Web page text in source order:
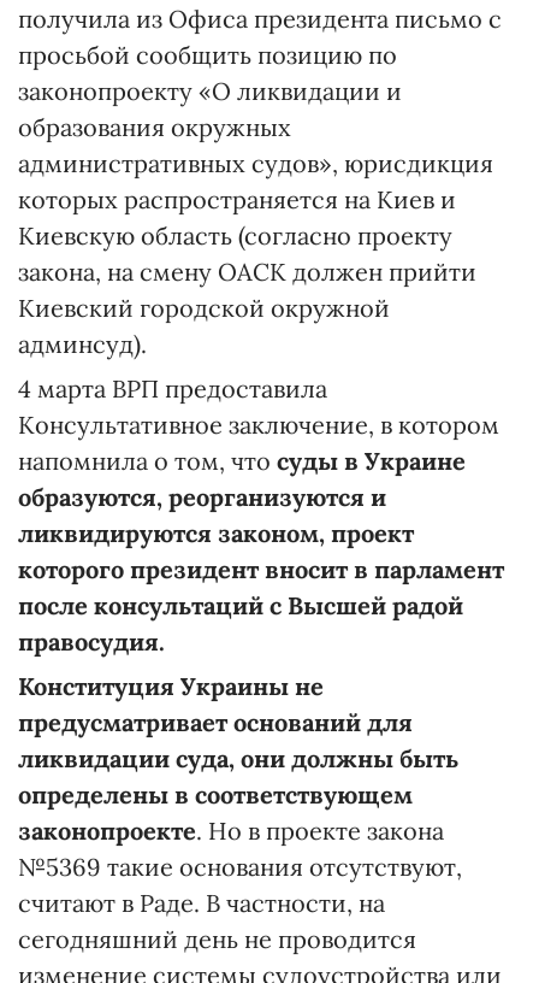
получила из Офиса президента письмо с
просьбой сообщить позицию по
законопроекту «О ликвидации и
образования окружных
административных судов», юрисдикция
которых распространяется на Киев и
Киевскую область (согласно проекту
закона, на смену ОАСК должен прийти
Киевский городской окружной
админсуд).
4 марта ВРП предоставила
Консультативное заключение, в котором
напомнила о том, что суды в Украине
образуются, реорганизуются и
ликвидируются законом, проект
которого президент вносит в парламент
после консультаций с Высшей радой
правосудия.
Конституция Украины не
предусматривает оснований для
ликвидации суда, они должны быть
определены в соответствующем
законопроекте. Но в проекте закона
№5369 такие основания отсутствуют,
считают в Раде. В частности, на
сегодняшний день не проводится
изменение системы судоустройства или